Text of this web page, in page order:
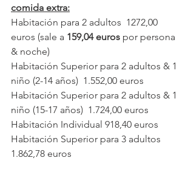
comida extra:
Habitación para 2 adultos  1272,00
euros (sale a 159,04 euros por persona
& noche)
Habitación Superior para 2 adultos & 1
niño (2-14 años)  1.552,00 euros
Habitación Superior para 2 adultos & 1
niño (15-17 años)  1.724,00 euros
Habitación Individual 918,40 euros
Habitación Superior para 3 adultos
1.862,78 euros